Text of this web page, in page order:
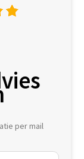
per mail